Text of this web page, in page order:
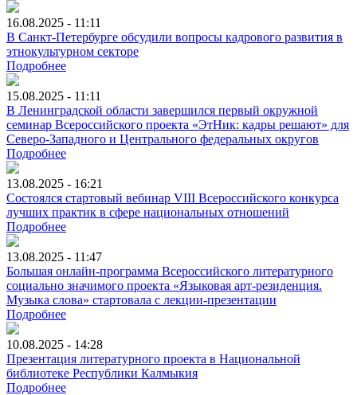
16.08.2025 - 11:11
В Санкт-Петербурге обсудили вопросы кадрового развития в
этнокультурном секторе
Подробнее
15.08.2025 - 11:11
В Ленинградской области завершился первый окружной
семинар Всероссийского проекта «ЭтНик: кадры решают» для
Северо-Западного и Центрального федеральных округов
Подробнее
13.08.2025 - 16:21
Состоялся стартовый вебинар VIII Всероссийского конкурса
лучших практик в сфере национальных отношений
Подробнее
13.08.2025 - 11:47
Большая онлайн-программа Всероссийского литературного
социально значимого проекта «Языковая арт-резиденция.
Музыка слова» стартовала с лекции-презентации
Подробнее
10.08.2025 - 14:28
Презентация литературного проекта в Национальной
библиотеке Республики Калмыкия
Подробнее